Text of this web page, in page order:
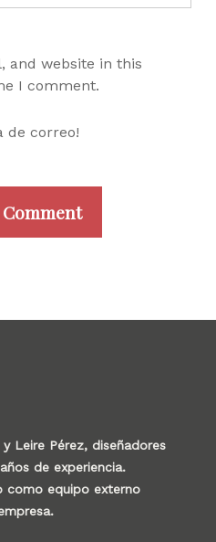
and website in this
I comment.
de correo!
Leire Pérez, diseñadores
de experiencia.
como equipo externo